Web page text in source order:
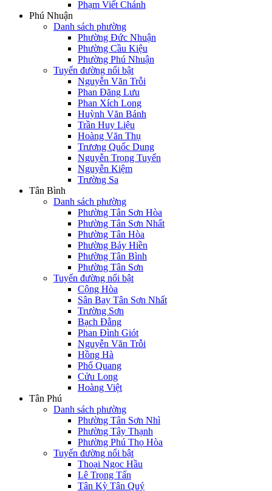
Phạm Viết Chánh
Phú Nhuận
Danh sách phường
Phường Đức Nhuận
Phường Cầu Kiệu
Phường Phú Nhuận
Tuyến đường nổi bật
Nguyễn Văn Trỗi
Phan Đăng Lưu
Phan Xích Long
Huỳnh Văn Bánh
Trần Huy Liệu
Hoàng Văn Thụ
Trương Quốc Dung
Nguyễn Trọng Tuyển
Nguyễn Kiệm
Trường Sa
Tân Bình
Danh sách phường
Phường Tân Sơn Hòa
Phường Tân Sơn Nhất
Phường Tân Hòa
Phường Bảy Hiền
Phường Tân Bình
Phường Tân Sơn
Tuyến đường nổi bật
Cộng Hòa
Sân Bay Tân Sơn Nhất
Trường Sơn
Bạch Đằng
Phan Đình Giót
Nguyễn Văn Trỗi
Hồng Hà
Phổ Quang
Cửu Long
Hoàng Việt
Tân Phú
Danh sách phường
Phường Tân Sơn Nhì
Phường Tây Thạnh
Phường Phú Thọ Hòa
Tuyến đường nổi bật
Thoại Ngọc Hầu
Lê Trọng Tấn
Tân Kỳ Tân Quý